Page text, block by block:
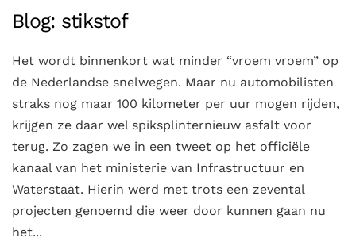
Blog: stikstof
Het wordt binnenkort wat minder “vroem vroem” op
de Nederlandse snelwegen. Maar nu automobilisten
straks nog maar 100 kilometer per uur mogen rijden,
krijgen ze daar wel spiksplinternieuw asfalt voor
terug. Zo zagen we in een tweet op het officiële
kanaal van het ministerie van Infrastructuur en
Waterstaat. Hierin werd met trots een zevental
projecten genoemd die weer door kunnen gaan nu
het...